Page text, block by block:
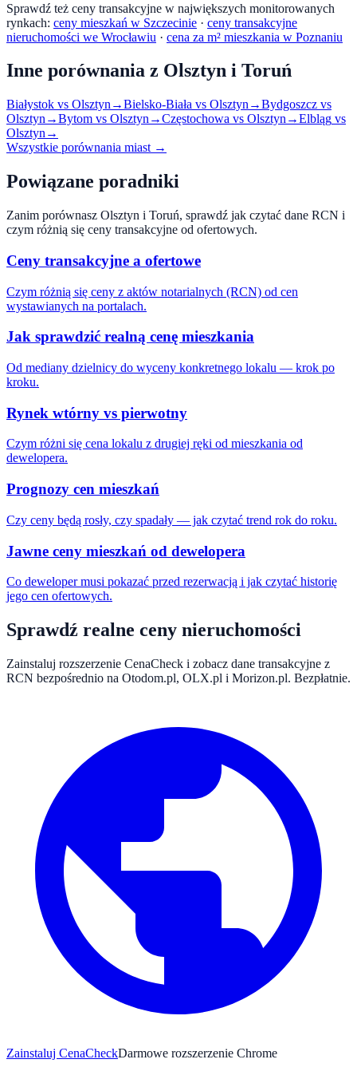
Sprawdź też ceny transakcyjne w największych monitorowanych
rynkach: ceny mieszkań w Szczecinie · ceny transakcyjne
nieruchomości we Wrocławiu · cena za m² mieszkania w Poznaniu
Inne porównania z Olsztyn i Toruń
Białystok vs Olsztyn →Bielsko-Biała vs Olsztyn →Bydgoszcz vs
Olsztyn →Bytom vs Olsztyn →Częstochowa vs Olsztyn →Elbląg vs
Olsztyn →
Wszystkie porównania miast →
Powiązane poradniki
Zanim porównasz Olsztyn i Toruń, sprawdź jak czytać dane RCN i
czym różnią się ceny transakcyjne od ofertowych.
Ceny transakcyjne a ofertowe
Czym różnią się ceny z aktów notarialnych (RCN) od cen
wystawianych na portalach.
Jak sprawdzić realną cenę mieszkania
Od mediany dzielnicy do wyceny konkretnego lokalu — krok po
kroku.
Rynek wtórny vs pierwotny
Czym różni się cena lokalu z drugiej ręki od mieszkania od
dewelopera.
Prognozy cen mieszkań
Czy ceny będą rosły, czy spadały — jak czytać trend rok do roku.
Jawne ceny mieszkań od dewelopera
Co deweloper musi pokazać przed rezerwacją i jak czytać historię
jego cen ofertowych.
Sprawdź realne ceny nieruchomości
Zainstaluj rozszerzenie CenaCheck i zobacz dane transakcyjne z
RCN bezpośrednio na Otodom.pl, OLX.pl i Morizon.pl. Bezpłatnie.
Zainstaluj CenaCheckDarmowe rozszerzenie Chrome